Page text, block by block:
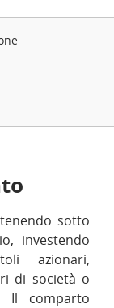
sotto
investendo
azionari,
di società o
comparto